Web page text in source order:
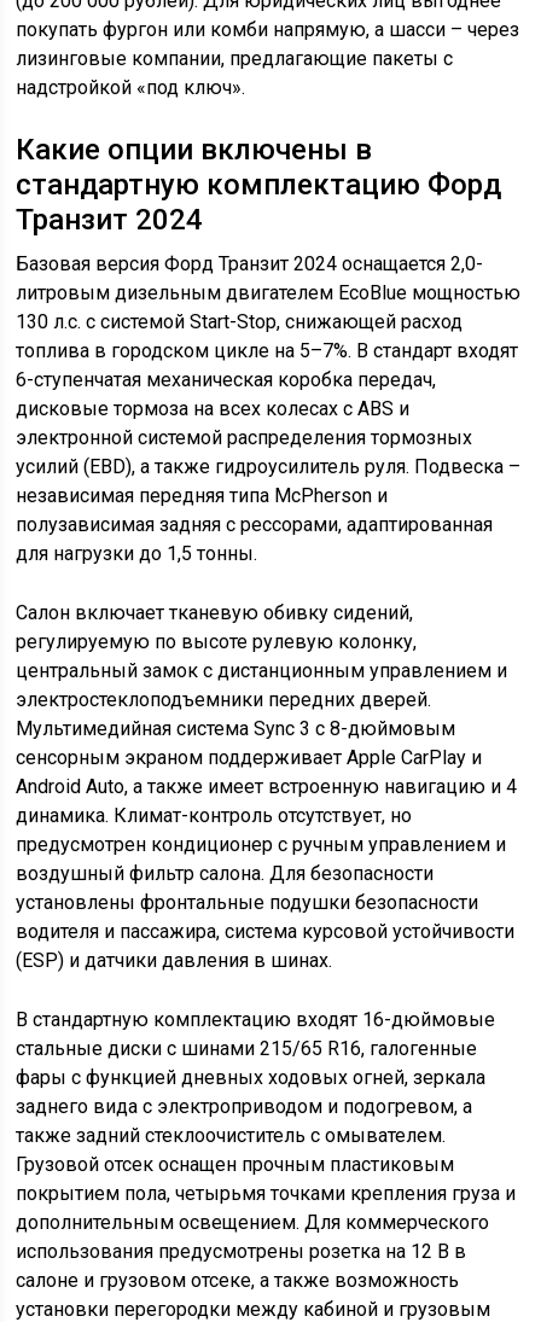
покупать фургон или комби напрямую, а шасси – через
лизинговые компании, предлагающие пакеты с
надстройкой «под ключ».
Какие опции включены в
стандартную комплектацию Форд
Транзит 2024
Базовая версия Форд Транзит 2024 оснащается 2,0-
литровым дизельным двигателем EcoBlue мощностью
130 л.с. с системой Start-Stop, снижающей расход
топлива в городском цикле на 5–7%. В стандарт входят
6-ступенчатая механическая коробка передач,
дисковые тормоза на всех колесах с ABS и
электронной системой распределения тормозных
усилий (EBD), а также гидроусилитель руля. Подвеска –
независимая передняя типа McPherson и
полузависимая задняя с рессорами, адаптированная
для нагрузки до 1,5 тонны.
Салон включает тканевую обивку сидений,
регулируемую по высоте рулевую колонку,
центральный замок с дистанционным управлением и
электростеклоподъемники передних дверей.
Мультимедийная система Sync 3 с 8-дюймовым
сенсорным экраном поддерживает Apple CarPlay и
Android Auto, а также имеет встроенную навигацию и 4
динамика. Климат-контроль отсутствует, но
предусмотрен кондиционер с ручным управлением и
воздушный фильтр салона. Для безопасности
установлены фронтальные подушки безопасности
водителя и пассажира, система курсовой устойчивости
(ESP) и датчики давления в шинах.
В стандартную комплектацию входят 16-дюймовые
стальные диски с шинами 215/65 R16, галогенные
фары с функцией дневных ходовых огней, зеркала
заднего вида с электроприводом и подогревом, а
также задний стеклоочиститель с омывателем.
Грузовой отсек оснащен прочным пластиковым
покрытием пола, четырьмя точками крепления груза и
дополнительным освещением. Для коммерческого
использования предусмотрены розетка на 12 В в
салоне и грузовом отсеке, а также возможность
установки перегородки между кабиной и грузовым